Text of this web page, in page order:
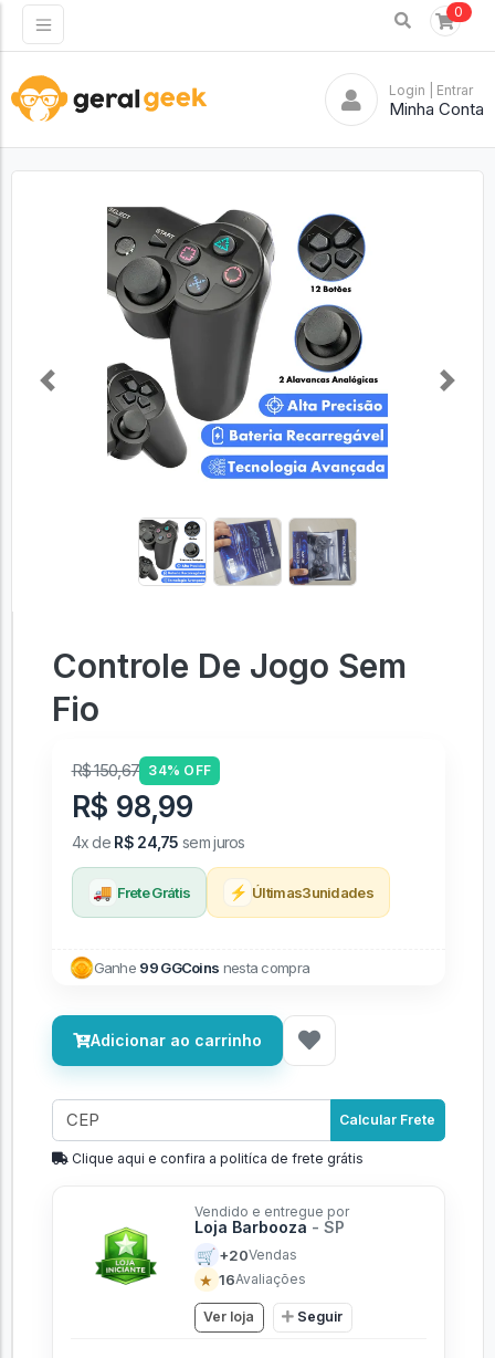
0
Login | Entrar
Minha Conta
Previous Next
Controle De Jogo Sem
Fio
R$ 150,67 34% OFF
R$ 98,99
4x de R$ 24,75 sem juros
🚚 Frete Grátis ⚡ Últimas3unidades
Ganhe 99 GGCoins nesta compra
Adicionar ao carrinho
Calcular Frete
Clique aqui e confira a politíca de frete grátis
Vendido e entregue por
Loja Barbooza - SP
🛒 +20Vendas
★ 16Avaliações
Ver loja Seguir